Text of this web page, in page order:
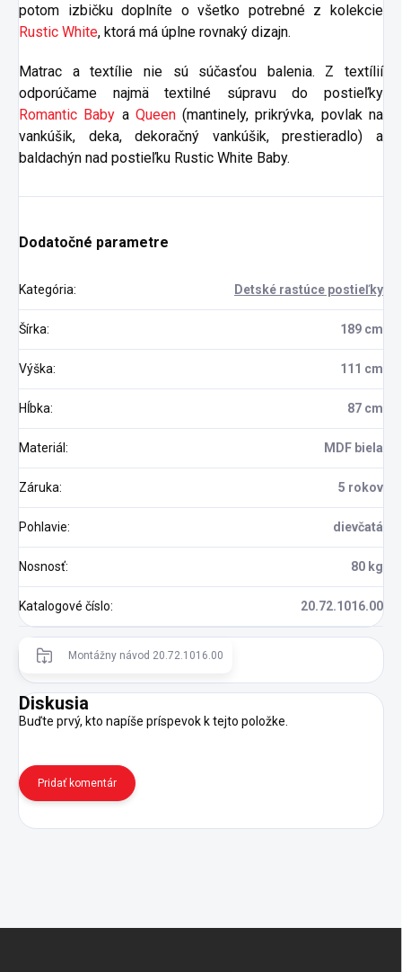
potom izbičku doplníte o všetko potrebné z kolekcie
Rustic White, ktorá má úplne rovnaký dizajn.
Matrac a textílie nie sú súčasťou balenia. Z textílií
odporúčame najmä textilné súpravu do postieľky
Romantic Baby a Queen(mantinely, prikrývka, povlak na
vankúšik, deka, dekoračný vankúšik, prestieradlo) a
baldachýn nad postieľku Rustic White Baby.
Dodatočné parametre
Kategória: Detské rastúce postieľky
Šírka: 189 cm
Výška: 111 cm
Hĺbka: 87 cm
Materiál : MDF biela
Záruka: 5 rokov
Pohlavie: dievčatá
Nosnosť: 80 kg
Katalogové číslo: 20.72.1016.00
Montážny návod 20.72.1016.00
Diskusia
Buďte prvý, kto napíše príspevok k tejto položke.
Pridať komentár